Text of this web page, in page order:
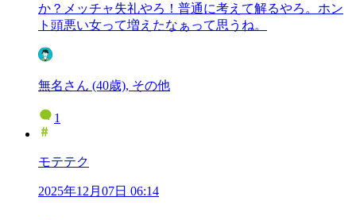
か？メッチャ失礼やろ！普通に考えて解るやろ。ホン
ト頭悪い女って増えたなぁって思うね。
無名さん (40歳), その他
1
モテテク
2025年12月07日 06:14